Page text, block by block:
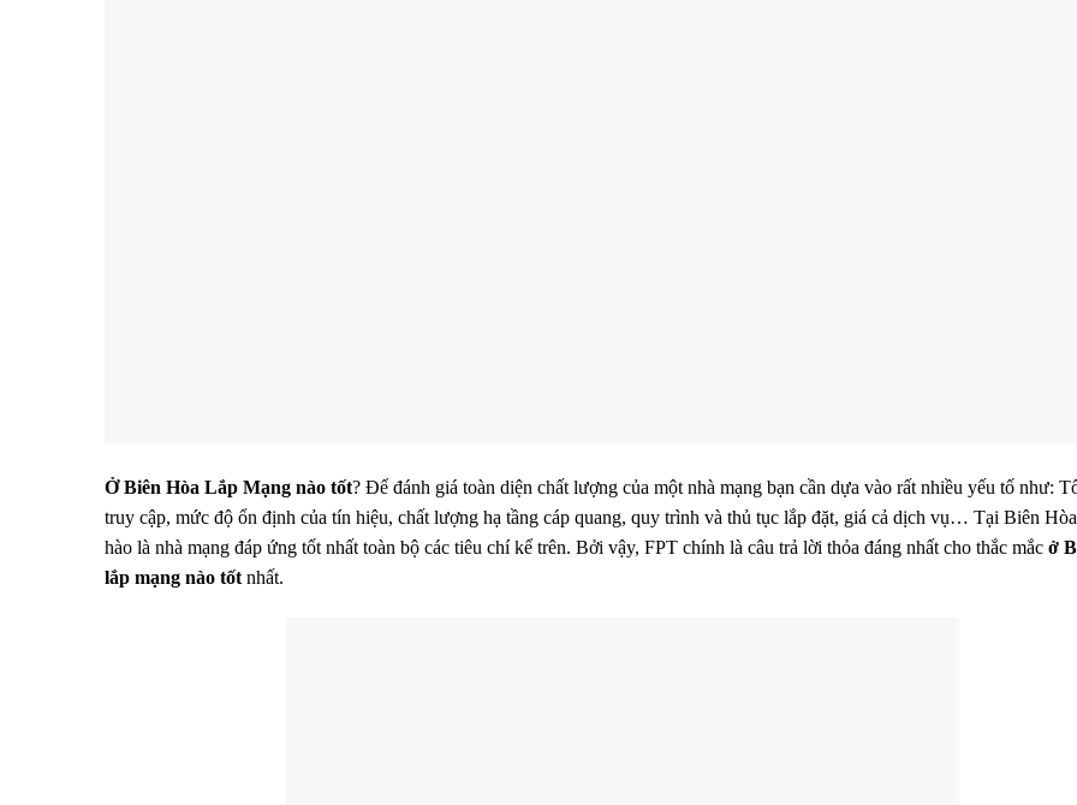
Ở Biên Hòa Lắp Mạng nào tốt? Để đánh giá toàn diện chất lượng của một nhà mạng bạn cần dựa vào rất nhiều yếu tố như:
truy cập, mức độ ổn định của tín hiệu, chất lượng hạ tầng cáp quang, quy trình và thủ tục lắp đặt, giá cả dịch vụ… Tại Biên
hào là nhà mạng đáp ứng tốt nhất toàn bộ các tiêu chí kể trên. Bởi vậy, FPT chính là câu trả lời thỏa đáng nhất cho thắc mắc ở
lắp mạng nào tốtnhất.